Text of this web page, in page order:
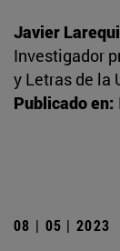
Javier
Investigador
y Letras de la
Publicado en:
08 | 05 | 2023